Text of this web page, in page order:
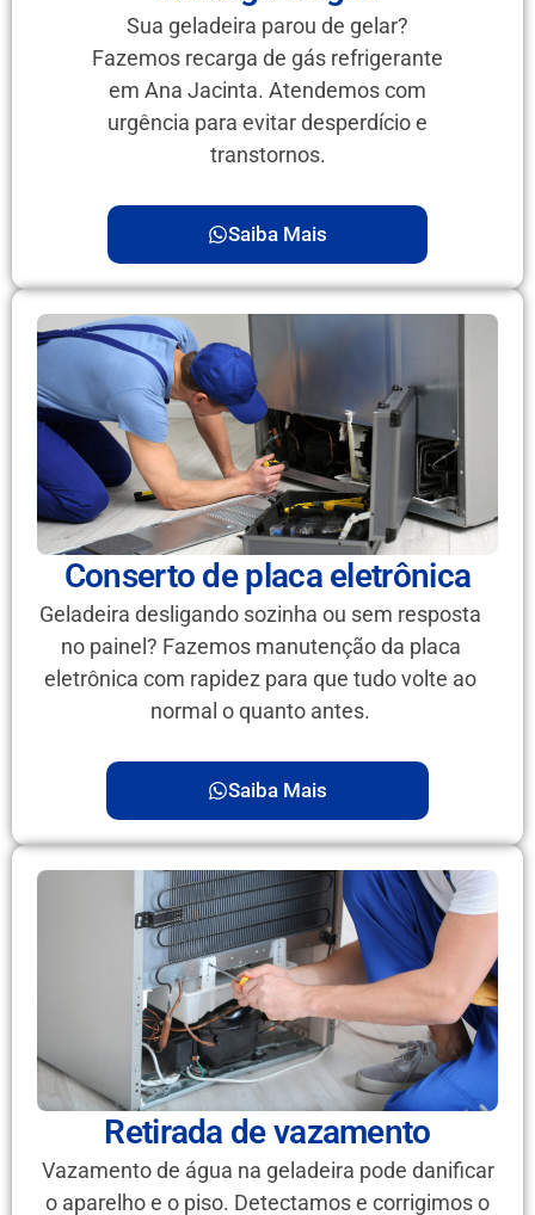
Sua geladeira parou de gelar?
Fazemos recarga de gás refrigerante
em Ana Jacinta. Atendemos com
urgência para evitar desperdício e
transtornos.
Saiba Mais
Conserto de placa eletrônica
Geladeira desligando sozinha ou sem resposta
no painel? Fazemos manutenção da placa
eletrônica com rapidez para que tudo volte ao
normal o quanto antes.
Saiba Mais
Retirada de vazamento
Vazamento de água na geladeira pode danificar
o aparelho e o piso. Detectamos e corrigimos o